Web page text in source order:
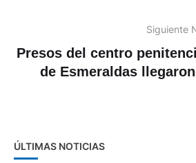
Siguiente
Presos del centro
de Esmeraldas llegaron
ÚLTIMAS NOTICIAS